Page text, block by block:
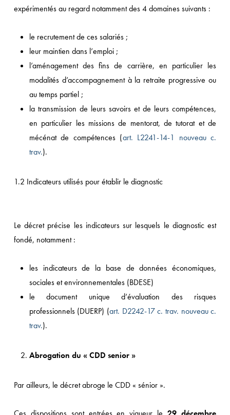
expérimentés au regard notamment des 4 domaines suivants :
le recrutement de ces salariés ;
leur maintien dans l’emploi ;
l’aménagement des fins de carrière, en particulier les
modalités d’accompagnement à la retraite progressive ou
au temps partiel ;
la transmission de leurs savoirs et de leurs compétences,
en particulier les missions de mentorat, de tutorat et de
mécénat de compétences (art. L2241-14-1 nouveau c.
trav.).
1.2 Indicateurs utilisés pour établir le diagnostic
Le décret précise les indicateurs sur lesquels le diagnostic est
fondé, notamment :
les indicateurs de la base de données économiques,
sociales et environnementales (BDESE)
le document unique d’évaluation des risques
professionnels (DUERP) (art. D2242-17 c. trav. nouveau c.
trav.).
Abrogation du « CDD senior »
Par ailleurs, le décret abroge le CDD « sénior ».